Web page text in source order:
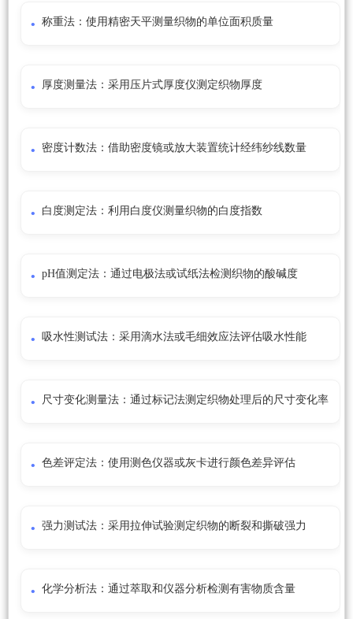
称重法：使用精密天平测量织物的单位面积质量
厚度测量法：采用压片式厚度仪测定织物厚度
密度计数法：借助密度镜或放大装置统计经纬纱线数量
白度测定法：利用白度仪测量织物的白度指数
pH值测定法：通过电极法或试纸法检测织物的酸碱度
吸水性测试法：采用滴水法或毛细效应法评估吸水性能
尺寸变化测量法：通过标记法测定织物处理后的尺寸变化率
色差评定法：使用测色仪器或灰卡进行颜色差异评估
强力测试法：采用拉伸试验测定织物的断裂和撕破强力
化学分析法：通过萃取和仪器分析检测有害物质含量